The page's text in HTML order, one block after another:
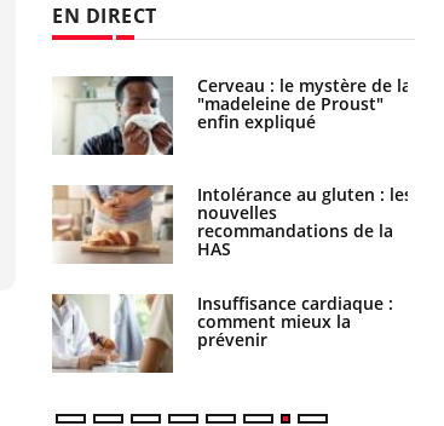
EN DIRECT
Cerveau : le mystère de la
"madeleine de Proust"
enfin expliqué
Intolérance au gluten : les
nouvelles
recommandations de la
HAS
Insuffisance cardiaque :
comment mieux la
prévenir
Le décalage des horaires
d'été : quel impact sur le
sommeil ?
Grossesse : ces polluants
pourraient influencer le
poids des enfants
Autisme : pourquoi le
cerveau reconnaît-il les
visages autrement ?